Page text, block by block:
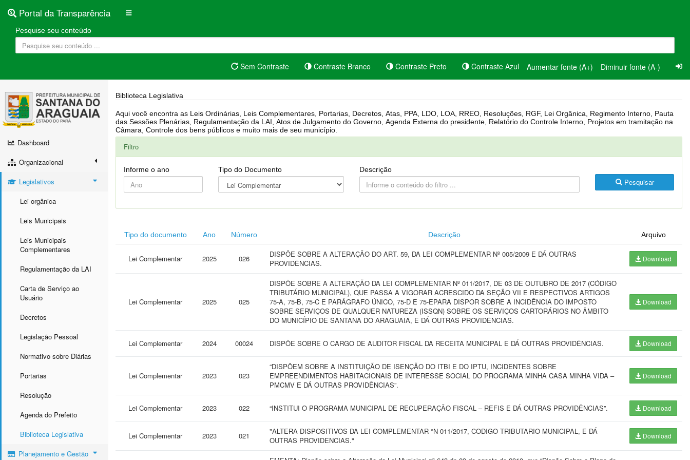
Portal da Transparência
Pesquise seu conteúdo
Sem Contraste Contraste Branco Contraste Preto Contraste Azul Aumentar fonte (A+) Diminuir fonte (A-)
Dashboard
Organizacional
Legislativos
Lei orgânica
Leis Municipais
Leis Municipais
Complementares
Regulamentação da LAI
Carta de Serviço ao
Usuário
Decretos
Legislação Pessoal
Normativo sobre Diárias
Portarias
Resolução
Agenda do Prefeito
Biblioteca Legislativa
Planejamento e Gestão
Biblioteca Legislativa
Aqui você encontra as Leis Ordinárias, Leis Complementares, Portarias, Decretos, Atas, PPA, LDO, LOA, RREO, Resoluções, RGF, Lei Orgânica, Regimento Interno, Pauta
das Sessões Plenárias, Regulamentação da LAI, Atos de Julgamento do Governo, Agenda Externa do presidente, Relatório do Controle Interno, Projetos em tramitação na
Câmara, Controle dos bens públicos e muito mais de seu município.
Filtro
Informe o ano Tipo do Documento Descrição
Pesquisar
Tipo do documento Ano Número Descrição Arquivo
Lei Complementar 2025 026
DISPÕE SOBRE A ALTERAÇÃO DO ART. 59, DA LEI COMPLEMENTAR Nº 005/2009 E DÁ OUTRAS
PROVIDÊNCIAS.
Download
Lei Complementar 2025 025
DISPÕE SOBRE A ALTERAÇÃO DA LEI COMPLEMENTAR Nº 011/2017, DE 03 DE OUTUBRO DE 2017 (CÓDIGO
TRIBUTÁRIO MUNICIPAL), QUE PASSA A VIGORAR ACRESCIDO DA SEÇÃO VII E RESPECTIVOS ARTIGOS
75-A, 75-B, 75-C E PARÁGRAFO ÚNICO, 75-D E 75-EPARA DISPOR SOBRE A INCIDÊNCIA DO IMPOSTO
SOBRE SERVIÇOS DE QUALQUER NATUREZA (ISSQN) SOBRE OS SERVIÇOS CARTORÁRIOS NO ÂMBITO
DO MUNICÍPIO DE SANTANA DO ARAGUAIA, E DÁ OUTRAS PROVIDÊNCIAS.
Download
Lei Complementar 2024 00024 DISPÕE SOBRE O CARGO DE AUDITOR FISCAL DA RECEITA MUNICIPAL E DÁ OUTRAS PROVIDÊNCIAS. Download
Lei Complementar 2023 023
“DISPÕEM SOBRE A INSTITUIÇÃO DE ISENÇÃO DO ITBI E DO IPTU, INCIDENTES SOBRE
EMPREENDIMENTOS HABITACIONAIS DE INTERESSE SOCIAL DO PROGRAMA MINHA CASA MINHA VIDA –
PMCMV E DÁ OUTRAS PROVIDÊNCIAS”.
Download
Lei Complementar 2023 022 “INSTITUI O PROGRAMA MUNICIPAL DE RECUPERAÇÃO FISCAL – REFIS E DÁ OUTRAS PROVIDÊNCIAS”. Download
Lei Complementar 2023 021
"ALTERA DISPOSITIVOS DA LEI COMPLEMENTAR °N 011/2017, CODIGO TRIBUTARIO MUNICIPAL, E DÁ
OUTRAS PROVIDENCIAS."
Download